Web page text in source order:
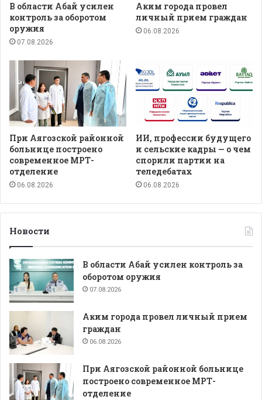
В области Абай усилен
контроль за оборотом
оружия
07.08.2026
Аким города провел
личный прием граждан
06.08.2026
При Аягозской районной
больнице построено
современное МРТ-
отделение
06.08.2026
ИИ, профессии будущего
и сельские кадры — о чем
спорили партии на
теледебатах
06.08.2026
Новости
В области Абай усилен контроль за
оборотом оружия
07.08.2026
Аким города провел личный прием
граждан
06.08.2026
При Аягозской районной больнице
построено современное МРТ-
отделение